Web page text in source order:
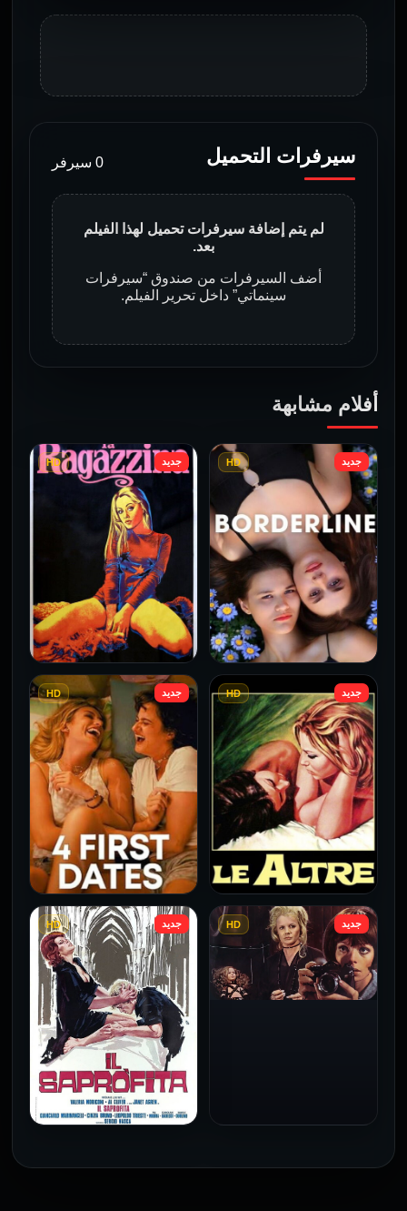
سيرفرات التحميل 0 سيرفر
لم يتم إضافة سيرفرات تحميل لهذا الفيلم
بعد.
أضف السيرفرات من صندوق “سيرفرات
سينماتي” داخل تحرير الفيلم.
أفلام مشابهة
جديد HD
فيلم Borderline مترجم
للكبار فقط
2026
جديد HD
فيلم Monika مترجم للكبار
فقط
2026
جديد HD
فيلم Le altre مترجم للكبار
فقط
2026
جديد HD
فيلم 4 First Dates مترجم
للكبار فقط
2026
جديد HD جديد HD
فيلم The Profiteer مترجم